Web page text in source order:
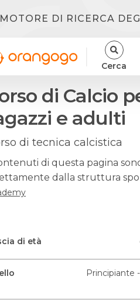
DI RICERCA
Cerca
di Calcio
e adulti
di tecnica calcistica
di questa pagina
dalla struttura
di età
Principiante